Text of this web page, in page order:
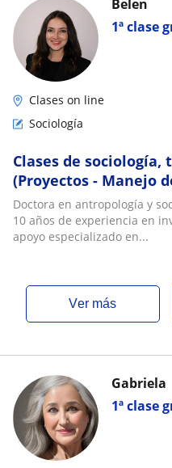
1ª clase
Belen
Clases on line
Sociología
Clases de sociología,
(Proyectos - Manejo
Doctora en antropología y
10 años de experiencia en
apoyo especializado en...
ver más
1ª clase
Gabriela